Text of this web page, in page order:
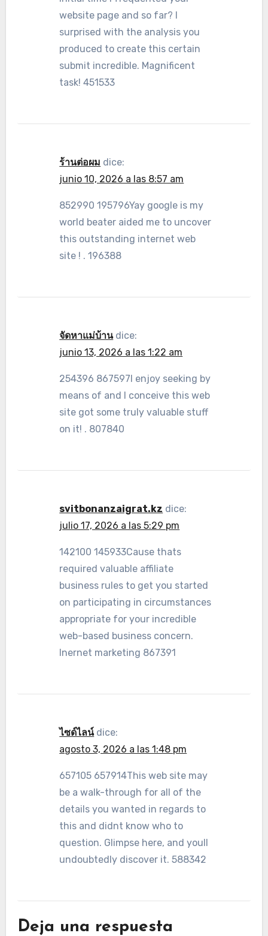
website page and so far? I
surprised with the analysis you
produced to create this certain
submit incredible. Magnificent
task! 451533
ร้านต่อผม dice:
junio 10, 2026 a las 8:57 am
852990 195796Yay google is my
world beater aided me to uncover
this outstanding internet web
site ! . 196388
จัดหาแม่บ้าน dice:
junio 13, 2026 a las 1:22 am
254396 867597I enjoy seeking by
means of and I conceive this web
site got some truly valuable stuff
on it! . 807840
svitbonanzaigrat.kz dice:
julio 17, 2026 a las 5:29 pm
142100 145933Cause thats
required valuable affiliate
business rules to get you started
on participating in circumstances
appropriate for your incredible
web-based business concern.
Inernet marketing 867391
ไซด์ไลน์ dice:
agosto 3, 2026 a las 1:48 pm
657105 657914This web site may
be a walk-through for all of the
details you wanted in regards to
this and didnt know who to
question. Glimpse here, and youll
undoubtedly discover it. 588342
Deja una respuesta